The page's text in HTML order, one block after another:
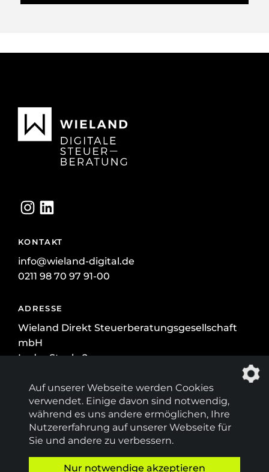
KONTAKT
info@wieland-digital.de
0211 98 70 97 91-00
ADRESSE
Wieland Direkt Steuerberatungs­gesellschaft
mbH
In der Steele 2
WEITERES
Blog
AGB
Impressum
Datenschutz
Auf unserer Webseite werden Cookies
verwendet. Einige davon sind notwendig,
während es uns andere ermöglichen, Ihre
Nutzererfahrung auf unserer Webseite für
Sie und andere zu verbessern.
Nur notwendige akzeptieren